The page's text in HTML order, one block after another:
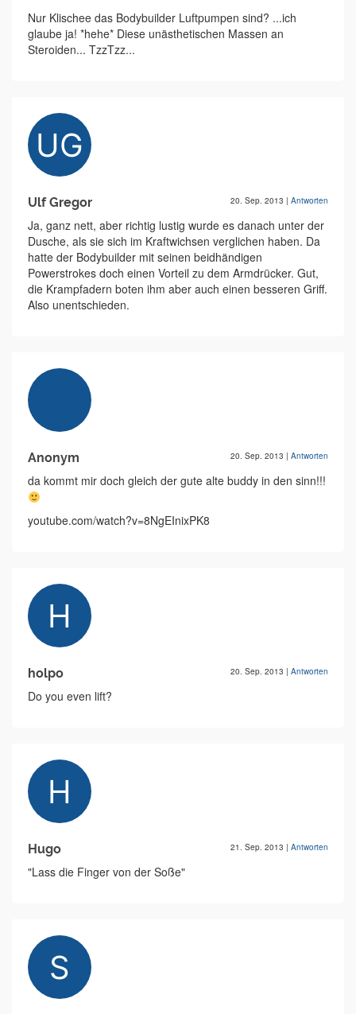
Nur Klischee das Bodybuilder Luftpumpen sind? ...ich
glaube ja! *hehe* Diese unästhetischen Massen an
Steroiden... TzzTzz...
Ulf Gregor 20. Sep. 2013 | Antworten
Ja, ganz nett, aber richtig lustig wurde es danach unter der
Dusche, als sie sich im Kraftwichsen verglichen haben. Da
hatte der Bodybuilder mit seinen beidhändigen
Powerstrokes doch einen Vorteil zu dem Armdrücker. Gut,
die Krampfadern boten ihm aber auch einen besseren Griff.
Also unentschieden.
Anonym 20. Sep. 2013 | Antworten
da kommt mir doch gleich der gute alte buddy in den sinn!!!
youtube.com/watch?v=8NgEInixPK8
holpo 20. Sep. 2013 | Antworten
Do you even lift?
Hugo 21. Sep. 2013 | Antworten
"Lass die Finger von der Soße"